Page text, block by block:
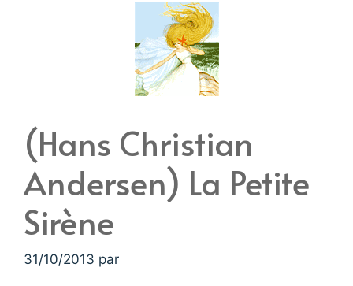
(Hans Christian
Andersen) La Petite
Sirène
31/10/2013 par